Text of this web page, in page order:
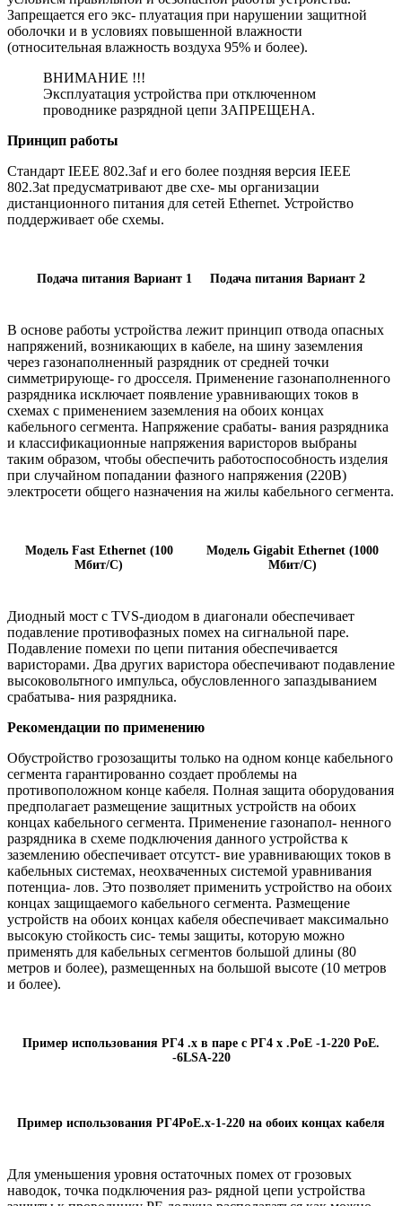
Запрещается его экс- плуатация при нарушении защитной
оболочки и в условиях повышенной влажности
(относительная влажность воздуха 95% и более).
ВНИМАНИЕ !!!
Эксплуатация устройства при отключенном
проводнике разрядной цепи ЗАПРЕЩЕНА.
Принцип работы
Стандарт IEEE 802.3af и его более поздняя версия IEEE
802.3at предусматривают две схе- мы организации
дистанционного питания для сетей Ethernet. Устройство
поддерживает обе схемы.
Подача питания Вариант 1 Подача питания Вариант 2
В основе работы устройства лежит принцип отвода опасных
напряжений, возникающих в кабеле, на шину заземления
через газонаполненный разрядник от средней точки
симметрирующе- го дросселя. Применение газонаполненного
разрядника исключает появление уравнивающих токов в
схемах с применением заземления на обоих концах
кабельного сегмента. Напряжение срабаты- вания разрядника
и классификационные напряжения варисторов выбраны
таким образом, чтобы обеспечить работоспособность изделия
при случайном попадании фазного напряжения (220В)
электросети общего назначения на жилы кабельного сегмента.
Модель Fast Ethernet (100
Мбит/С)
Модель Gigabit Ethernet (1000
Мбит/С)
Диодный мост с TVS-диодом в диагонали обеспечивает
подавление противофазных помех на сигнальной паре.
Подавление помехи по цепи питания обеспечивается
варисторами. Два других варистора обеспечивают подавление
высоковольтного импульса, обусловленного запаздыванием
срабатыва- ния разрядника.
Рекомендации по применению
Обустройство грозозащиты только на одном конце кабельного
сегмента гарантированно создает проблемы на
противоположном конце кабеля. Полная защита оборудования
предполагает размещение защитных устройств на обоих
концах кабельного сегмента. Применение газонапол- ненного
разрядника в схеме подключения данного устройства к
заземлению обеспечивает отсутст- вие уравнивающих токов в
кабельных системах, неохваченных системой уравнивания
потенциа- лов. Это позволяет применить устройство на обоих
концах защищаемого кабельного сегмента. Размещение
устройств на обоих концах кабеля обеспечивает максимально
высокую стойкость сис- темы защиты, которую можно
применять для кабельных сегментов большой длины (80
метров и более), размещенных на большой высоте (10 метров
и более).
Пример использования РГ4 .х в паре с РГ4 х .PoE -1-220 PoE.
-6LSA-220
Пример использования РГ4PoE.x-1-220 на обоих концах кабеля
Для уменьшения уровня остаточных помех от грозовых
наводок, точка подключения раз- рядной цепи устройства